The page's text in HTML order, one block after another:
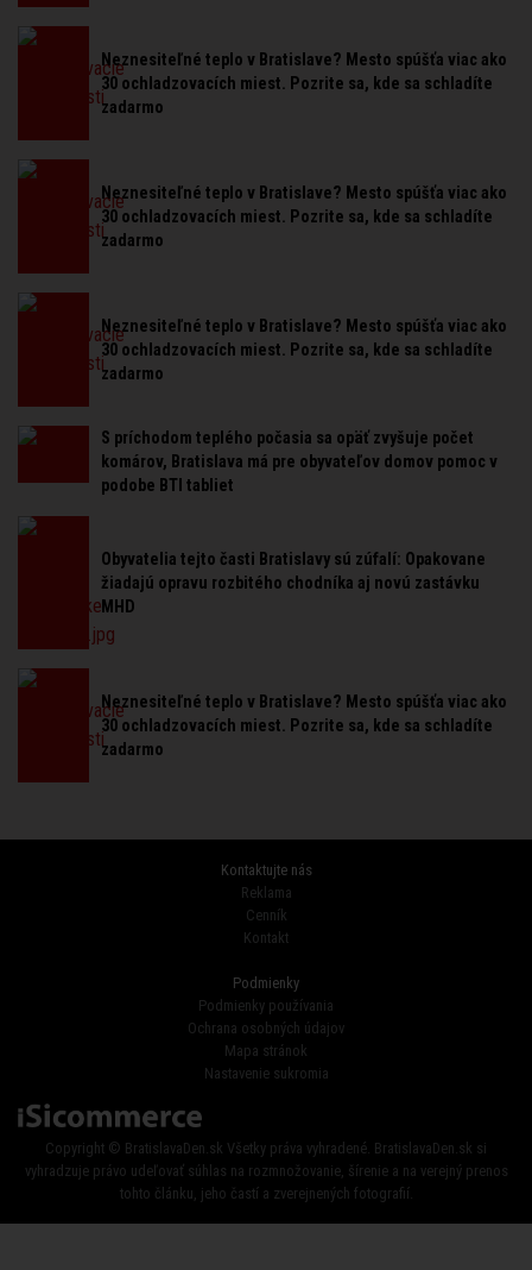
Neznesiteľné teplo v Bratislave? Mesto spúšťa viac ako
30 ochladzovacích miest. Pozrite sa, kde sa schladíte
zadarmo
Neznesiteľné teplo v Bratislave? Mesto spúšťa viac ako
30 ochladzovacích miest. Pozrite sa, kde sa schladíte
zadarmo
Neznesiteľné teplo v Bratislave? Mesto spúšťa viac ako
30 ochladzovacích miest. Pozrite sa, kde sa schladíte
zadarmo
S príchodom teplého počasia sa opäť zvyšuje počet
komárov, Bratislava má pre obyvateľov domov pomoc v
podobe BTI tabliet
Obyvatelia tejto časti Bratislavy sú zúfalí: Opakovane
žiadajú opravu rozbitého chodníka aj novú zastávku
MHD
Neznesiteľné teplo v Bratislave? Mesto spúšťa viac ako
30 ochladzovacích miest. Pozrite sa, kde sa schladíte
zadarmo
Kontaktujte nás
Reklama
Cenník
Kontakt
Podmienky
Podmienky používania
Ochrana osobných údajov
Mapa stránok
Nastavenie sukromia
Copyright © BratislavaDen.sk Všetky práva vyhradené. BratislavaDen.sk si
vyhradzuje právo udeľovať súhlas na rozmnožovanie, šírenie a na verejný prenos
tohto článku, jeho častí a zverejnených fotografií.